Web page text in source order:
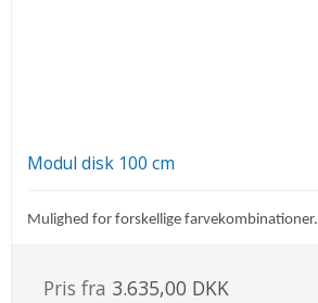
Modul disk 100 cm
Mulighed for forskellige farvekombinationer.
Pris fra 3.635,00 DKK